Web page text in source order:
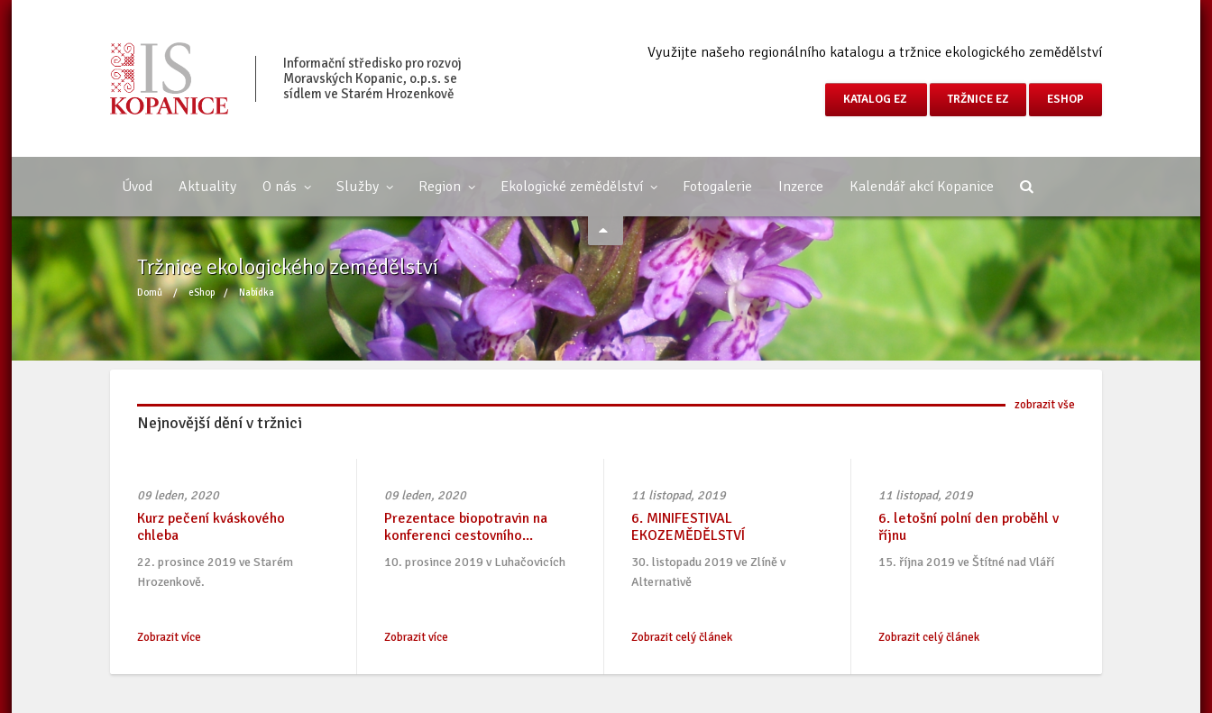
Informační středisko pro rozvoj
Moravských Kopanic, o.p.s. se
sídlem ve Starém Hrozenkově
Využijte našeho regionálního katalogu a tržnice ekologického zemědělství
KATALOG EZ TRŽNICE EZ ESHOP
Úvod Aktuality O nás Služby Region Ekologické zemědělství Fotogalerie Inzerce Kalendář akcí Kopanice
Tržnice ekologického zemědělství
Domů / eShop / Nabídka
Nejnovější dění v tržnici
zobrazit vše
09 leden, 2020
Kurz pečení kváskového
chleba
22. prosince 2019 ve Starém
Hrozenkově.
Zobrazit více
09 leden, 2020
Prezentace biopotravin na
konferenci cestovního...
10. prosince 2019 v Luhačovicích
Zobrazit více
11 listopad, 2019
6. MINIFESTIVAL
EKOZEMĚDĚLSTVÍ
30. listopadu 2019 ve Zlíně v
Alternativě
Zobrazit celý článek
11 listopad, 2019
6. letošní polní den proběhl v
říjnu
15. října 2019 ve Štítné nad Vláří
Zobrazit celý článek